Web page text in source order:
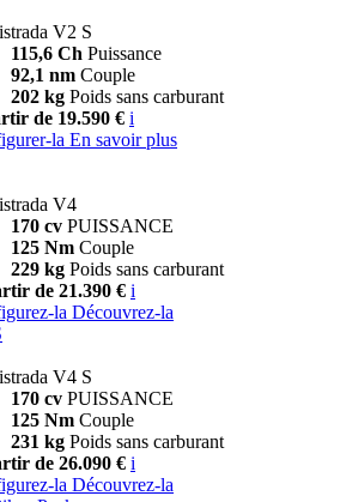
V2 S
115,6 Ch Puissance
92,1 nm Couple
202 kg Poids sans carburant
de 19.590 € i
la En savoir plus
V4
170 cv PUISSANCE
125 Nm Couple
229 kg Poids sans carburant
de 21.390 € i
la Découvrez-la
V4 S
170 cv PUISSANCE
125 Nm Couple
231 kg Poids sans carburant
de 26.090 € i
la Découvrez-la